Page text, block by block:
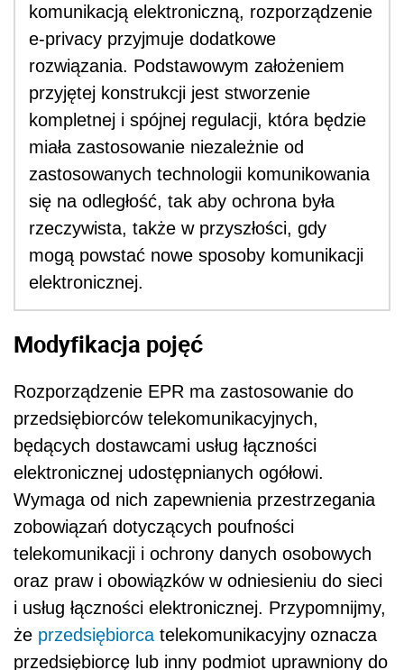
komunikacją elektroniczną, rozporządzenie
e-privacy przyjmuje dodatkowe
rozwiązania. Podstawowym założeniem
przyjętej konstrukcji jest stworzenie
kompletnej i spójnej regulacji, która będzie
miała zastosowanie niezależnie od
zastosowanych technologii komunikowania
się na odległość, tak aby ochrona była
rzeczywista, także w przyszłości, gdy
mogą powstać nowe sposoby komunikacji
elektronicznej.
Modyfikacja pojęć
Rozporządzenie EPR ma zastosowanie do
przedsiębiorców telekomunikacyjnych,
będących dostawcami usług łączności
elektronicznej udostępnianych ogółowi.
Wymaga od nich zapewnienia przestrzegania
zobowiązań dotyczących poufności
telekomunikacji i ochrony danych osobowych
oraz praw i obowiązków w odniesieniu do sieci
i usług łączności elektronicznej. Przypomnijmy,
że przedsiębiorca telekomunikacyjny oznacza
przedsiębiorcę lub inny podmiot uprawniony do